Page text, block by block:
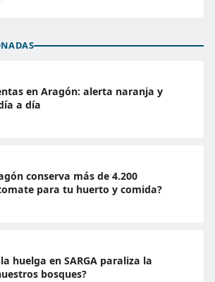
en Aragón: alerta naranja y
a día
conserva más de 4.200
para tu huerto y comida?
huelga en SARGA paraliza la
bosques?